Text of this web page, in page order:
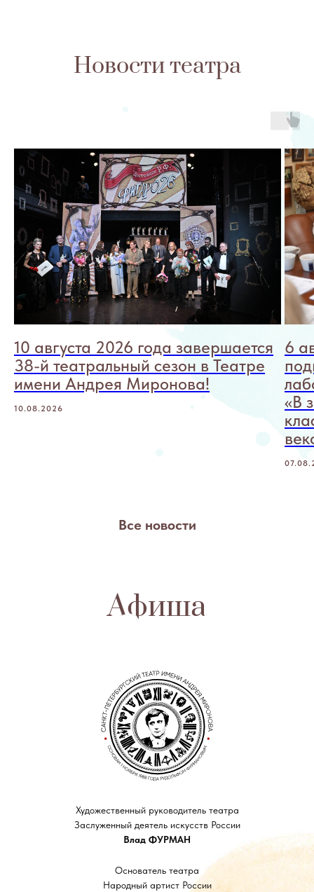
Новости театра
10 августа 2026 года завершается
38-й театральный сезон в Театре
имени Андрея Миронова!
10.08.2026
6
«В
Все новости
Афиша
Художественный руководитель театра
Заслуженный деятель искусств России
Влад ФУРМАН
Основатель театра
Народный артист России